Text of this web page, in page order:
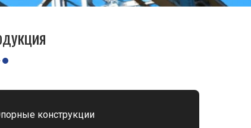
конструкции